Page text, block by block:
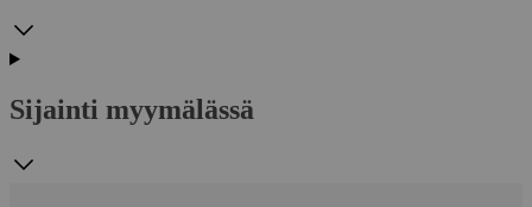
Sijainti myymälässä